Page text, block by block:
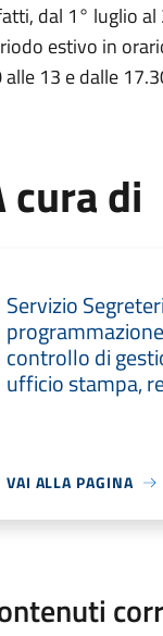
dal 1° luglio
estivo in
alle 13 e dalle
cura di
Servizio
controllo di
ufficio stampa,
VAI ALLA PAGINA